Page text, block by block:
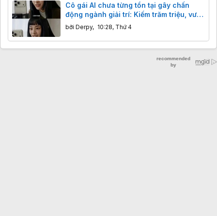
Cô gái AI chưa từng tồn tại gây chấn
động ngành giải trí: Kiếm trăm triệu, vượt
mặt sao thật
bởi Derpy, 10:28, Thứ 4